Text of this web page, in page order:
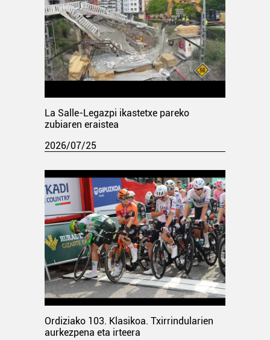
La Salle-Legazpi ikastetxe pareko
zubiaren eraistea
2026/07/25
Ordiziako 103. Klasikoa. Txirrindularien
aurkezpena eta irteera